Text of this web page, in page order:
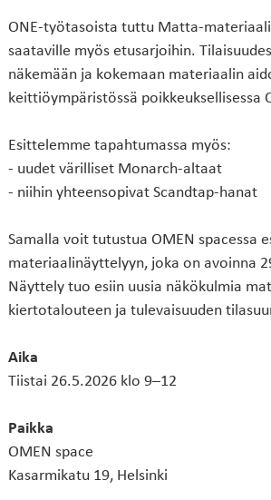
ONE-työtasoista tuttu Matta-
saataville myös etusarjoihin.
näkemään ja kokemaan materiaalin
keittiöympäristössä poikkeuksellisessa
Esittelemme tapahtumassa myös:
- uudet värilliset Monarch-altaat
- niihin yhteensopivat Scandtap-hanat
Samalla voit tutustua OMEN spacessa
materiaalinäyttelyyn, joka on avoinna
Näyttely tuo esiin uusia näkökulmia
kiertotalouteen ja tulevaisuuden
Aika
Tiistai 26.5.2026 klo 9–12
Paikka
OMEN space
Kasarmikatu 19, Helsinki